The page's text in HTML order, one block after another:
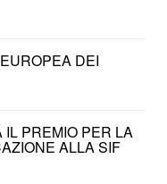
DEI
PREMIO PER LA
ALLA SIF